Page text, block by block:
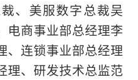
、美服数字总裁吴
电商事业部总经理李
、连锁事业部总经理
理、研发技术总监范